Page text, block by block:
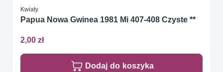
Kwiaty
Papua Nowa Gwinea 1981 Mi 407-408 Czyste **
2,00 zł
Dodaj do koszyka